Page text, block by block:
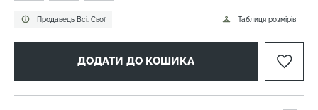
Продавець Всі. Свої Таблиця розмірів
ДОДАТИ ДО КОШИКА